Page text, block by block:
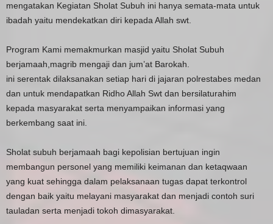
mengatakan Kegiatan Sholat Subuh ini hanya semata-mata untuk
ibadah yaitu mendekatkan diri kepada Allah swt.
Program Kami memakmurkan masjid yaitu Sholat Subuh
berjamaah,magrib mengaji dan jum’at Barokah.
ini serentak dilaksanakan setiap hari di jajaran polrestabes medan
dan untuk mendapatkan Ridho Allah Swt dan bersilaturahim
kepada masyarakat serta menyampaikan informasi yang
berkembang saat ini.
Sholat subuh berjamaah bagi kepolisian bertujuan ingin
membangun personel yang memiliki keimanan dan ketaqwaan
yang kuat sehingga dalam pelaksanaan tugas dapat terkontrol
dengan baik yaitu melayani masyarakat dan menjadi contoh suri
tauladan serta menjadi tokoh dimasyarakat.